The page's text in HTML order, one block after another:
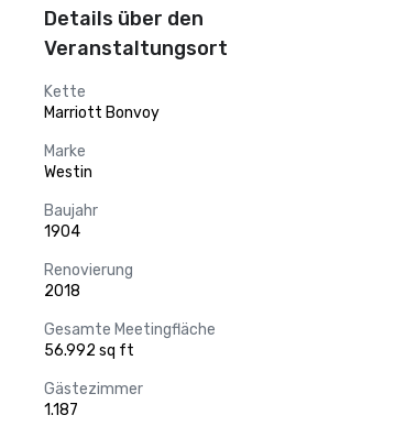
Details über den
Veranstaltungsort
Kette
Marriott Bonvoy
Marke
Westin
Baujahr
1904
Renovierung
2018
Gesamte Meetingfläche
56.992 sq ft
Gästezimmer
1.187